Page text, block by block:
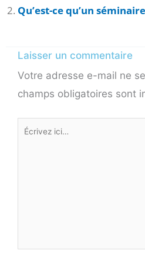
Qu’est-ce qu’un
Laisser un commentaire
Votre adresse e-mail ne
champs obligatoires sont
Écrivez